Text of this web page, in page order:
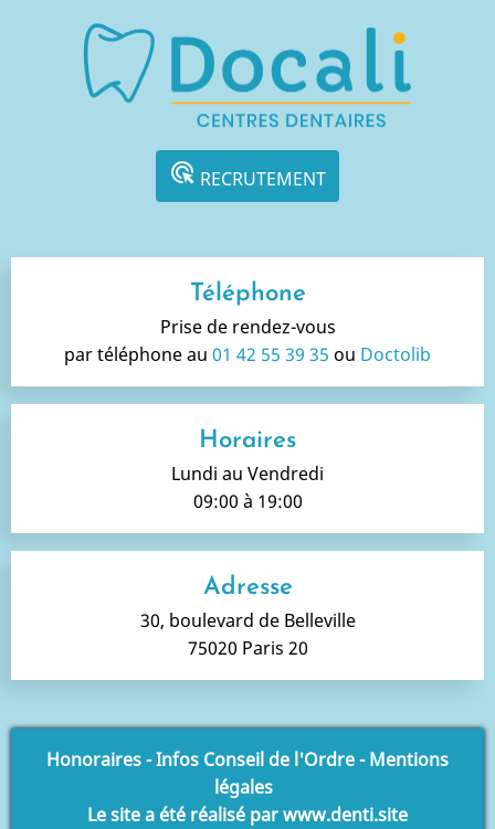
ads_click RECRUTEMENT
Téléphone
Prise de rendez-vous
par téléphone au 01 42 55 39 35 ou Doctolib
Horaires
Lundi au Vendredi
09:00 à 19:00
Adresse
30, boulevard de Belleville
75020 Paris 20
Honoraires-Infos Conseil de l'Ordre-Mentions
légales
Le site a été réalisé parwww.denti.site